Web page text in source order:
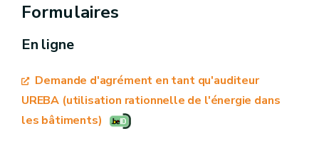
Formulaires
En ligne
Demande d'agrément en tant qu'auditeur
UREBA (utilisation rationnelle de l'énergie dans
les bâtiments)